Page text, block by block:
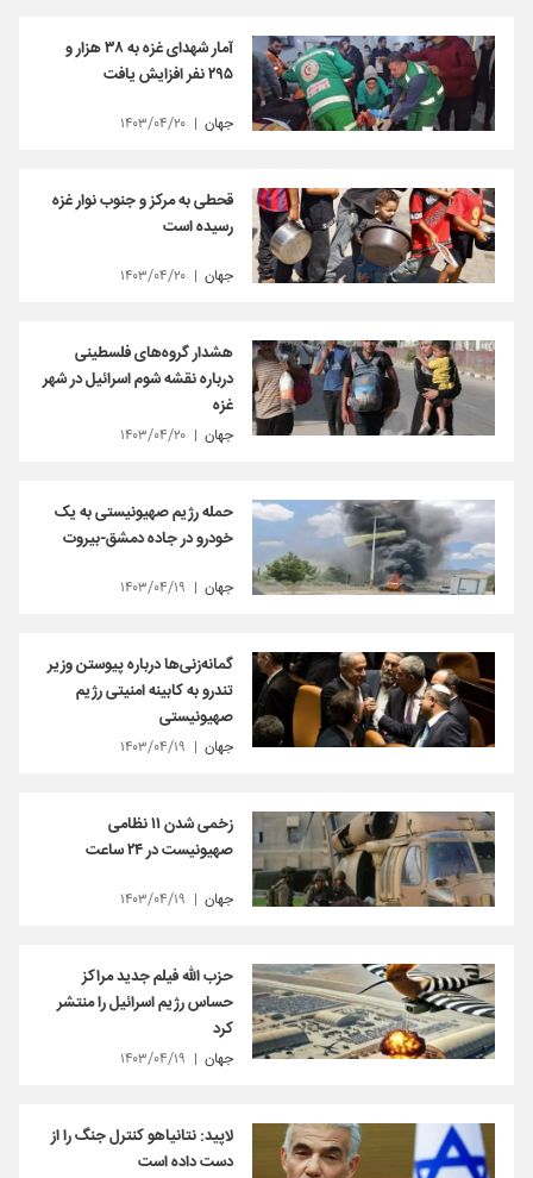
آمار شهدای غزه به ۳۸ هزار و
۲۹۵ نفر افزایش یافت
جهان ۱۴۰۳/۰۴/۲۰
قحطی به مرکز و جنوب نوار غزه
رسیده است
جهان ۱۴۰۳/۰۴/۲۰
هشدار گروه‌های فلسطینی
درباره نقشه شوم اسرائیل در شهر
غزه
جهان ۱۴۰۳/۰۴/۲۰
حمله رژیم صهیونیستی به یک
خودرو در جاده دمشق-بیروت
جهان ۱۴۰۳/۰۴/۱۹
گمانه‌زنی‌ها درباره پیوستن وزیر
تندرو به کابینه امنیتی رژیم
صهیونیستی
جهان ۱۴۰۳/۰۴/۱۹
زخمی شدن ۱۱ نظامی
صهیونیست در ۲۴ ساعت
جهان ۱۴۰۳/۰۴/۱۹
حزب الله فیلم جدید مراکز
حساس رژیم اسرائیل را منتشر
کرد
جهان ۱۴۰۳/۰۴/۱۹
لاپید: نتانیاهو کنترل جنگ را از
دست داده است